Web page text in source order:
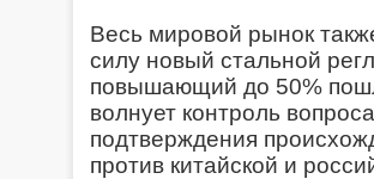
Весь мировой рынок
силу новый стальной
повышающий до 50%
волнует контроль
подтверждения
против китайской и